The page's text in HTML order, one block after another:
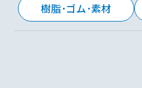
樹脂･ゴム･素材